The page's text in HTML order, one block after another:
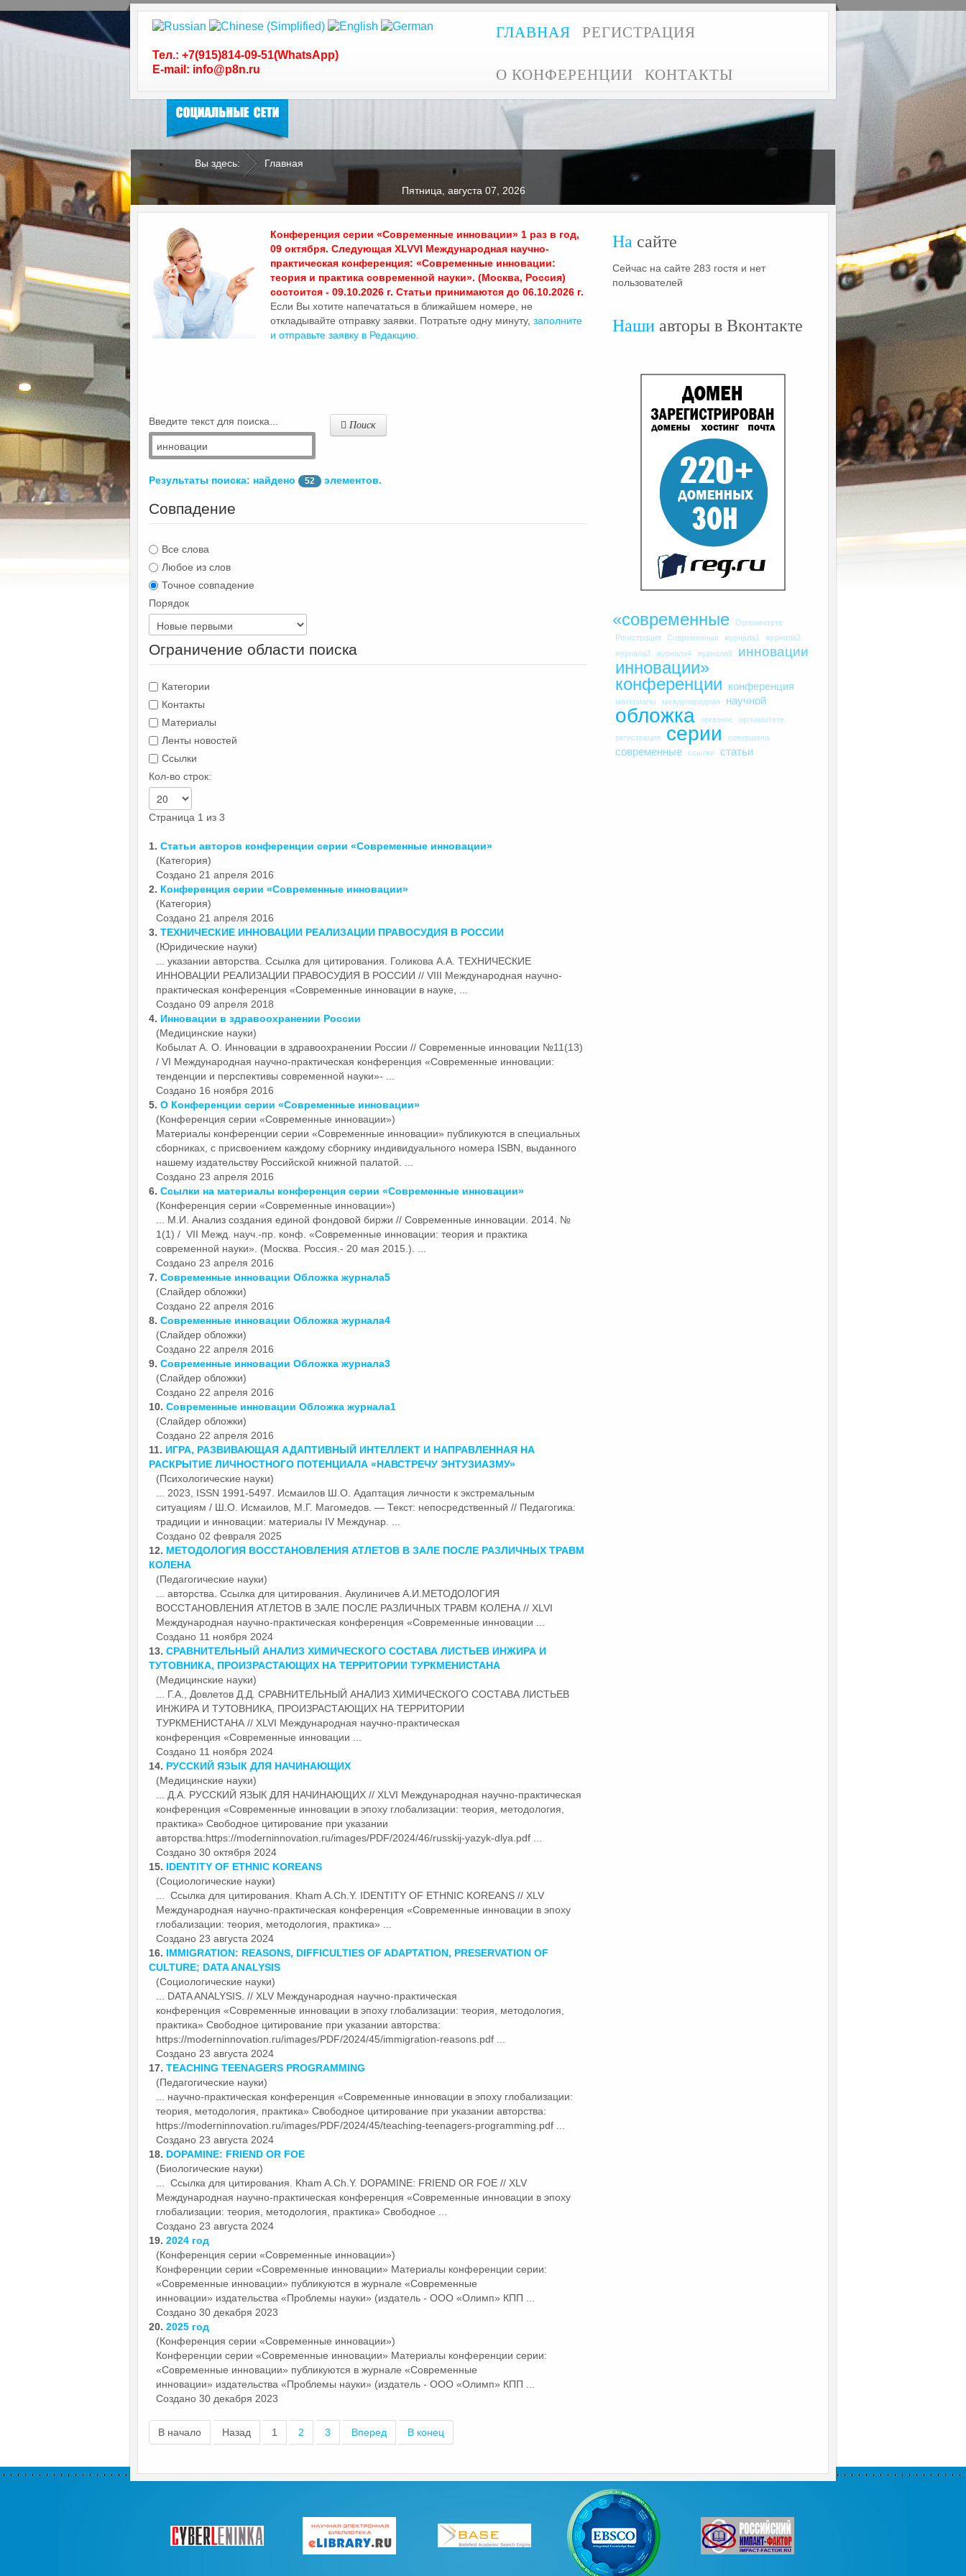
Тел.: +7(915)814-09-51(WhatsApp)
E-mail: info@p8n.ru
ГЛАВНАЯ РЕГИСТРАЦИЯ
О КОНФЕРЕНЦИИ КОНТАКТЫ
Следуйте за нами в
.
Вы здесь: Главная
Пятница, августа 07, 2026
Конференция серии «Современные инновации» 1 раз в год,
09 октября. Следующая XLVVI Международная научно-
практическая конференция: «Современные инновации:
теория и практика современной науки». (Москва, Россия)
состоится - 09.10.2026 г. Статьи принимаются до 06.10.2026 г.
Если Вы хотите напечататься в ближайшем номере, не
откладывайте отправку заявки. Потратьте одну минуту, заполните
и отправьте заявку в Редакцию.
Введите текст для поиска... Поиск
Результаты поиска: найдено 52 элементов.
Совпадение
Все слова
Любое из слов
Точное совпадение
Порядок
Ограничение области поиска
Категории
Контакты
Материалы
Ленты новостей
Ссылки
Кол-во строк:
Страница 1 из 3
1. Статьи авторов конференции серии «Современные инновации»
(Категория)
Создано 21 апреля 2016
2. Конференция серии «Современные инновации»
(Категория)
Создано 21 апреля 2016
3. ТЕХНИЧЕСКИЕ ИННОВАЦИИ РЕАЛИЗАЦИИ ПРАВОСУДИЯ В РОССИИ
(Юридические науки)
... указании авторства. Ссылка для цитирования. Голикова А.А. ТЕХНИЧЕСКИЕ
ИННОВАЦИИ РЕАЛИЗАЦИИ ПРАВОСУДИЯ В РОССИИ // VIII Международная научно-
практическая конференция «Современные инновации в науке, ...
Создано 09 апреля 2018
4. Инновации в здравоохранении России
(Медицинские науки)
Кобылат А. О. Инновации в здравоохранении России // Современные инновации №11(13)
/ VI Международная научно-практическая конференция «Современные инновации:
тенденции и перспективы современной науки»- ...
Создано 16 ноября 2016
5. О Конференции серии «Современные инновации»
(Конференция серии «Современные инновации»)
Материалы конференции серии «Современные инновации» публикуются в специальных
сборниках, с присвоением каждому сборнику индивидуального номера ISBN, выданного
нашему издательству Российской книжной палатой. ...
Создано 23 апреля 2016
6. Ссылки на материалы конференция серии «Современные инновации»
(Конференция серии «Современные инновации»)
... М.И. Анализ создания единой фондовой биржи // Современные инновации . 2014. №
1(1) / VII Межд. науч.-пр. конф. «Современные инновации: теория и практика
современной науки». (Москва. Россия.- 20 мая 2015.). ...
Создано 23 апреля 2016
7. Современные инновации Обложка журнала5
(Слайдер обложки)
Создано 22 апреля 2016
8. Современные инновации Обложка журнала4
(Слайдер обложки)
Создано 22 апреля 2016
9. Современные инновации Обложка журнала3
(Слайдер обложки)
Создано 22 апреля 2016
10. Современные инновации Обложка журнала1
(Слайдер обложки)
Создано 22 апреля 2016
11. ИГРА, РАЗВИВАЮЩАЯ АДАПТИВНЫЙ ИНТЕЛЛЕКТ И НАПРАВЛЕННАЯ НА
РАСКРЫТИЕ ЛИЧНОСТНОГО ПОТЕНЦИАЛА «НАВСТРЕЧУ ЭНТУЗИАЗМУ»
(Психологические науки)
... 2023, ISSN 1991-5497. Исмаилов Ш.О. Адаптация личности к экстремальным
ситуациям / Ш.О. Исмаилов, М.Г. Магомедов. — Текст: непосредственный // Педагогика:
традиции и инновации: материалы IV Междунар. ...
Создано 02 февраля 2025
12. МЕТОДОЛОГИЯ ВОССТАНОВЛЕНИЯ АТЛЕТОВ В ЗАЛЕ ПОСЛЕ РАЗЛИЧНЫХ ТРАВМ
КОЛЕНА
(Педагогические науки)
... авторства. Ссылка для цитирования. Акулиничев А.И.МЕТОДОЛОГИЯ
ВОССТАНОВЛЕНИЯ АТЛЕТОВ В ЗАЛЕ ПОСЛЕ РАЗЛИЧНЫХ ТРАВМ КОЛЕНА // XLVI
Международная научно-практическая конференция «Современные инновации
Создано 11 ноября 2024
13. СРАВНИТЕЛЬНЫЙ АНАЛИЗ ХИМИЧЕСКОГО СОСТАВА ЛИСТЬЕВ ИНЖИРА И
ТУТОВНИКА, ПРОИЗРАСТАЮЩИХ НА ТЕРРИТОРИИ ТУРКМЕНИСТАНА
(Медицинские науки)
... Г.А., Довлетов Д.Д. СРАВНИТЕЛЬНЫЙ АНАЛИЗ ХИМИЧЕСКОГО СОСТАВА ЛИСТЬЕВ
ИНЖИРА И ТУТОВНИКА, ПРОИЗРАСТАЮЩИХ НА ТЕРРИТОРИИ
ТУРКМЕНИСТАНА // XLVI Международная научно-практическая
конференция «Современные инновации
Создано 11 ноября 2024
14. РУССКИЙ ЯЗЫК ДЛЯ НАЧИНАЮЩИХ
(Медицинские науки)
... Д.А. РУССКИЙ ЯЗЫК ДЛЯ НАЧИНАЮЩИХ // XLVI Международная научно-практическая
конференция «Современные инновации в эпоху глобализации: теория, методология,
практика» Свободное цитирование при указании
авторства:https://moderninnovation.ru/images/PDF/2024/46/russkij-yazyk-dlya.pdf ...
Создано 30 октября 2024
15. IDENTITY OF ETHNIC KOREANS
(Социологические науки)
... Ссылка для цитирования. Kham A.Ch.Y. IDENTITY OF ETHNIC KOREANS // XLV
Международная научно-практическая конференция «Современные инновации в эпоху
глобализации: теория, методология, практика» ...
Создано 23 августа 2024
16. IMMIGRATION: REASONS, DIFFICULTIES OF ADAPTATION, PRESERVATION OF
CULTURE; DATA ANALYSIS
(Социологические науки)
... DATA ANALYSIS. // XLV Международная научно-практическая
конференция «Современные инновации в эпоху глобализации: теория, методология,
практика» Свободное цитирование при указании авторства:
https://moderninnovation.ru/images/PDF/2024/45/immigration-reasons.pdf ...
Создано 23 августа 2024
17. TEACHING TEENAGERS PROGRAMMING
(Педагогические науки)
... научно-практическая конференция «Современные инновации в эпоху глобализации:
теория, методология, практика» Свободное цитирование при указании авторства:
https://moderninnovation.ru/images/PDF/2024/45/teaching-teenagers-programming.pdf ...
Создано 23 августа 2024
18. DOPAMINE: FRIEND OR FOE
(Биологические науки)
... Ссылка для цитирования. Kham A.Ch.Y. DOPAMINE: FRIEND OR FOE // XLV
Международная научно-практическая конференция «Современные инновации в эпоху
глобализации: теория, методология, практика» Свободное ...
Создано 23 августа 2024
19. 2024 год
(Конференция серии «Современные инновации»)
Конференции серии «Современные инновации» Материалы конференции серии:
«Современные инновации» публикуются в журнале «Современные
инновации» издательства «Проблемы науки» (издатель - ООО «Олимп» КПП ...
Создано 30 декабря 2023
20. 2025 год
(Конференция серии «Современные инновации»)
Конференции серии «Современные инновации» Материалы конференции серии:
«Современные инновации» публикуются в журнале «Современные
инновации» издательства «Проблемы науки» (издатель - ООО «Олимп» КПП ...
Создано 30 декабря 2023
В начало Назад 1 2 3 Вперед В конец
На сайте
Сейчас на сайте 283 гостя и нет
пользователей
Наши авторы в Вконтакте
«современные
Оргкомитете
Регистрация
Современные журнала1
журнала2
журнала3
журнала4 журнала5 инновации
инновации»
конференции
конференция
материалы международная научной
обложка оргвзнос оргкомитете
регистрация серии совершена
современные ссылки статьи